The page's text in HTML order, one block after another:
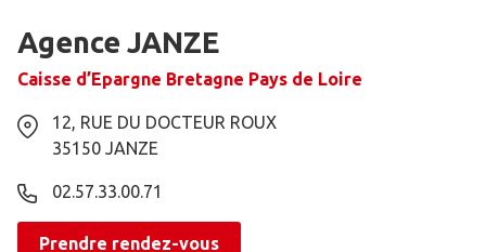
Agence JANZE
Caisse d’Epargne Bretagne Pays de Loire
12, RUE DU DOCTEUR ROUX
35150 JANZE
02.57.33.00.71
Prendre rendez-vous